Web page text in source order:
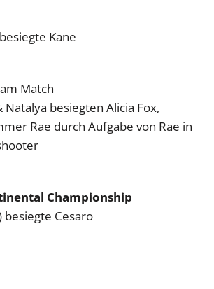
Kane
Match
Natalya besiegten Alicia Fox,
Rae durch Aufgabe von Rae in
Championship
besiegte Cesaro